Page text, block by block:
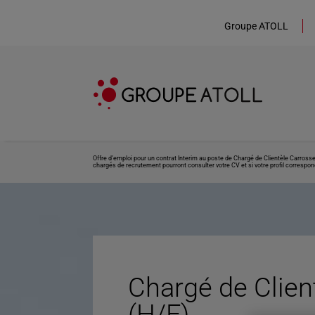
Groupe ATOLL
Offre d’emploi pour un contrat Interim au poste de Chargé de Clientèle
chargés de recrutement pourront consulter votre CV et si votre profil
Chargé de